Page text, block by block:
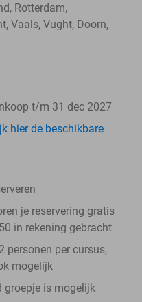
Rotterdam,
Vaals, Vught, Doorn,
t/m 31 dec 2027
hier de beschikbare
je reservering gratis
in rekening gebracht
personen per cursus,
mogelijk
groepje is mogelijk